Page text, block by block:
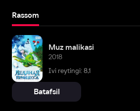
Rassom
Muz malikasi
2018
Ivi reytingi: 8,1
Batafsil